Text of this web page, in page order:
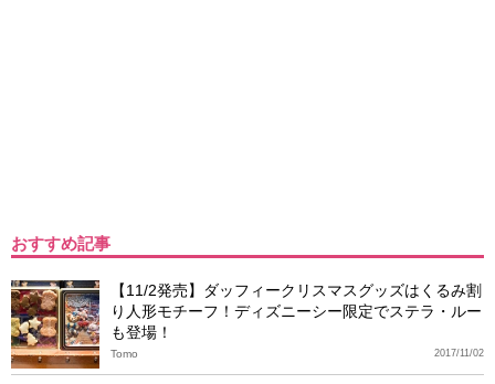
おすすめ記事
【11/2発売】ダッフィークリスマスグッズはくるみ割
り人形モチーフ！ディズニーシー限定でステラ・ルー
も登場！
2017/11/02
Tomo